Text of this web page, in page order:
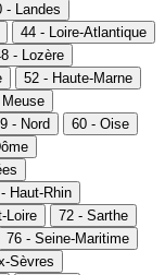
- Landes
44 - Loire-Atlantique
- Lozère
52 - Haute-Marne
- Nord
60 - Oise
Haut-Rhin
Loire
72 - Sarthe
76 - Seine-Maritime
Sèvres